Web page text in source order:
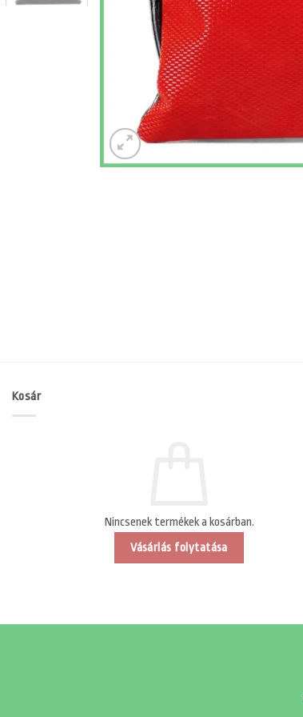
Kosár
Nincsenek termékek a kosárban.
Vásárlás folytatása